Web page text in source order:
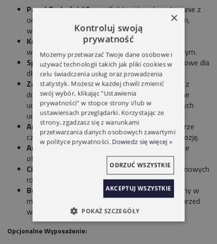
Panel Grubości 40 mm: Solidne i trwałe wykonanie z
ocynkowanej blachy stalowej o grubości 0,45 mm,
wypełnionej bezfreonową pianką poliuretanową.
Kolor
: Zewnętrzny panel w kolorze brązowym,
wewnętrzne wąskie przetłoczenia w kolorze białym.
Sprężyny Boczne: Ocynkowane sprężyny naciągowe dla
dłuższej żywotności i niezawodności.
Zabezpieczenia: Boczne i wewnętrzne zawiasy z
dodatkowymi zabezpieczeniami oraz wzmocnione
uchwyty konstrukcji prowadnic poziomych i dolnych
uchwytów montażowych antywłamaniowych.
Anodowane Listwy: Dolna i górna listwa w kolorze
czarnym zapewniająca wysoką odporność na korozję.
Amortyzacja: Zderzaki sprężynowe amortyzujące
otwieranie sekcji bramowej.
Ciche Prowadzenie
: Sekcja prowadzona na nylonowych
rolkach.
Bezpieczeństwo
: Wzmocniona konstrukcja bramy w
miejscu dolnego uchwytu rolki, zabezpieczająca przed
włamaniem do garażu.
Opcjonalne Wyposażenie:
×
Kontroluj swoją
prywatność
Możemy przetwarzać Twoje dane osobowe i
używać technologii takich jak pliki cookies w
celu świadczenia usług oraz prowadzenia
statystyk. Możesz w każdej chwili zmienić
swój wybór, klikając "Ustawienia
prywatności" w stopce strony i/lub w
ustawieniach przeglądarki. Korzystając ze
strony, zgadzasz się z warunkami
przetwarzania danych osobowych zawartymi
w polityce prywatności. Dowiedz się więcej »
AKCEPTUJ WSZYSTKIE
ODRZUĆ WSZYSTKIE
POKAŻ SZCZEGÓŁY